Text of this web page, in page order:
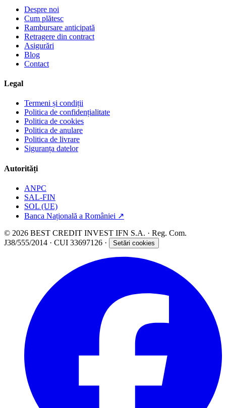
Despre noi
Cum plătesc
Rambursare anticipată
Retragere din contract
Asigurări
Blog
Contact
Legal
Termeni și condiții
Politica de confidențialitate
Politica de cookies
Politica de anulare
Politica de livrare
Siguranța datelor
Autorități
ANPC
SAL-FIN
SOL (UE)
Banca Națională a României ↗
© 2026 BEST CREDIT INVEST IFN S.A. · Reg. Com.
J38/555/2014 · CUI 33697126 ·
Setări cookies